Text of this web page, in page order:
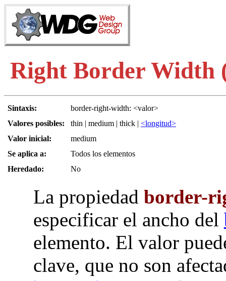
Right Border Width
Sintaxis:
border-right-width: <valor>
Valores posibles:
thin | medium | thick | <longitud>
Valor inicial:
medium
Se aplica a:
Todos los elementos
Heredado:
No
La propiedad border-
especificar el ancho del
elemento. El valor
clave, que no son